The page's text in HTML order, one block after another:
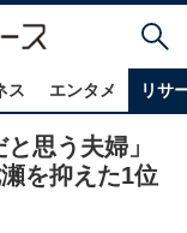
ス エンタメ リサ
思う夫婦」
を抑えた1位